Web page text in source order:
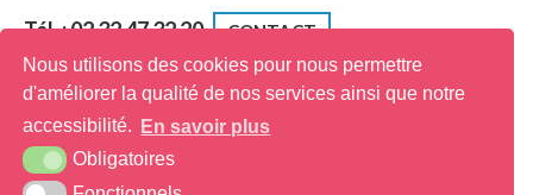
Nous utilisons des cookies pour nous permettre
d'améliorer la qualité de nos services ainsi que notre
accessibilité.
En savoir plus
Obligatoires
Tél. : 02 32 47 32 20 CONTACT
Ville fleurie
Prix spécial "Participation des habitants"